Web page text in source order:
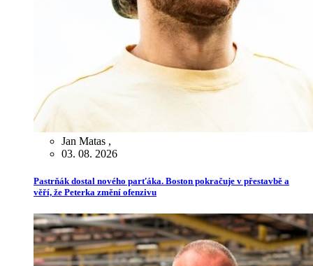
Jan Matas ,
03. 08. 2026
Pastrňák dostal nového parťáka. Boston pokračuje v přestavbě a
věří, že Peterka změní ofenzivu